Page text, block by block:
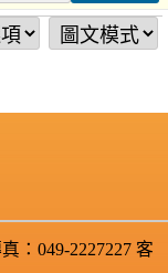
：049-2227227 客